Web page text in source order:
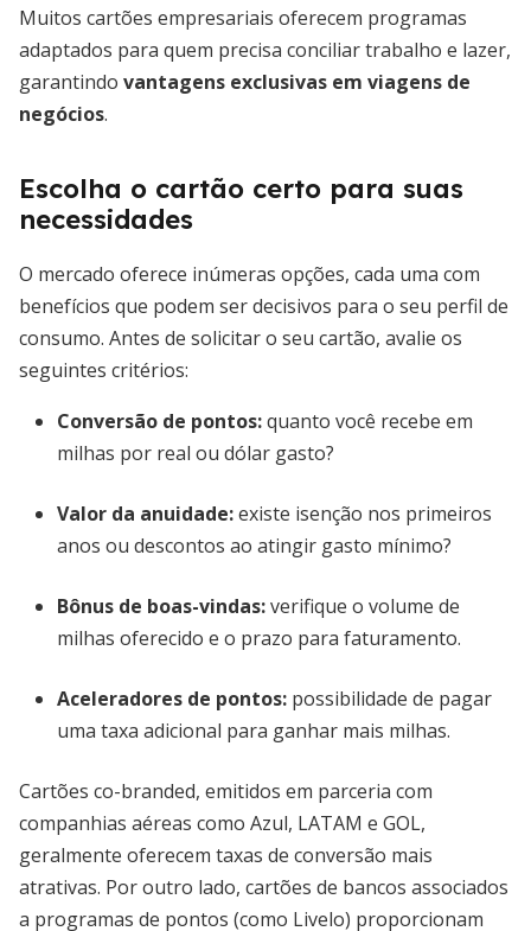
Muitos cartões empresariais oferecem programas
adaptados para quem precisa conciliar trabalho e lazer,
garantindo vantagens exclusivas em viagens de
negócios.
Escolha o cartão certo para suas
necessidades
O mercado oferece inúmeras opções, cada uma com
benefícios que podem ser decisivos para o seu perfil de
consumo. Antes de solicitar o seu cartão, avalie os
seguintes critérios:
Conversão de pontos:quanto você recebe em
milhas por real ou dólar gasto?
Valor da anuidade:existe isenção nos primeiros
anos ou descontos ao atingir gasto mínimo?
Bônus de boas-vindas:verifique o volume de
milhas oferecido e o prazo para faturamento.
Aceleradores de pontos: possibilidade de pagar
uma taxa adicional para ganhar mais milhas.
Cartões co-branded, emitidos em parceria com
companhias aéreas como Azul, LATAM e GOL,
geralmente oferecem taxas de conversão mais
atrativas. Por outro lado, cartões de bancos associados
a programas de pontos (como Livelo) proporcionam